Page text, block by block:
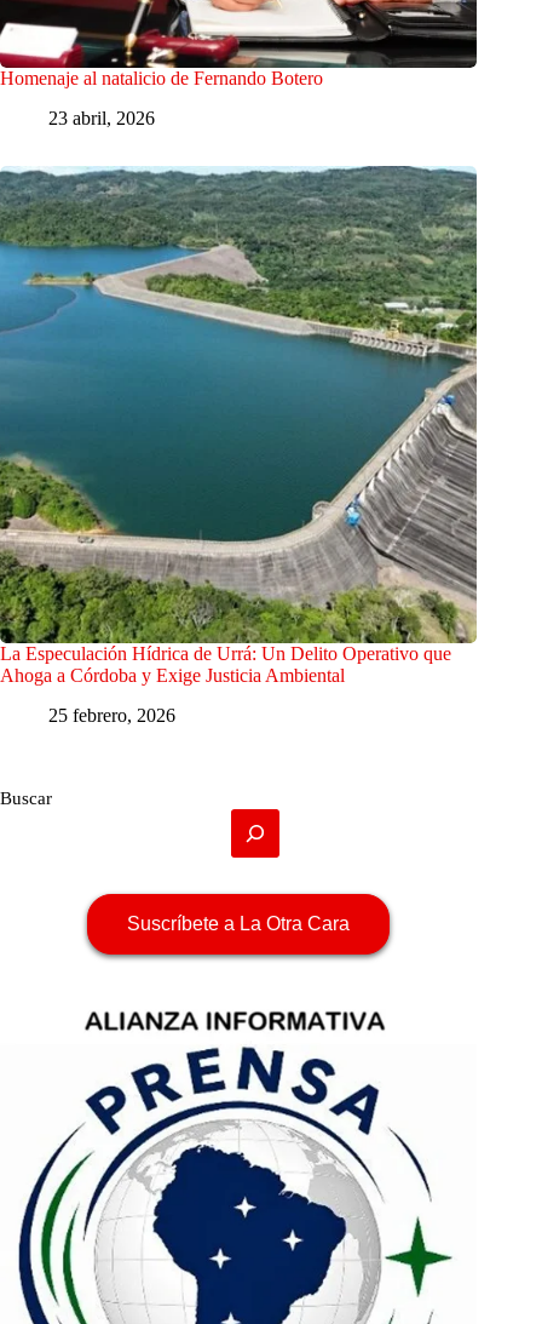
Homenaje al natalicio de Fernando Botero
23 abril, 2026
La Especulación Hídrica de Urrá: Un Delito Operativo que
Ahoga a Córdoba y Exige Justicia Ambiental
25 febrero, 2026
Buscar
Suscríbete a La Otra Cara